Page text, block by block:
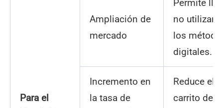
Para el
Ampliación de
mercado
Permite
no utilizan
los
digitales.
Incremento en
la tasa de
Reduce el
carrito de